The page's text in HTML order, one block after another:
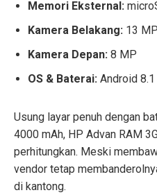
Memori Eksternal:
Kamera Belakang: 13 MP
Kamera Depan: 8 MP
OS & Baterai: Android
Usung layar penuh dengan
4000 mAh, HP Advan RAM
perhitungkan. Meski
vendor tetap
di kantong.